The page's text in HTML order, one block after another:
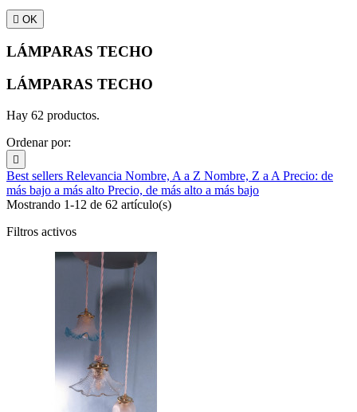
 OK
LÁMPARAS TECHO
LÁMPARAS TECHO
Hay 62 productos.
Ordenar por:

Best sellers Relevancia Nombre, A a Z Nombre, Z a A Precio: de
más bajo a más alto Precio, de más alto a más bajo
Mostrando 1-12 de 62 artículo(s)
Filtros activos